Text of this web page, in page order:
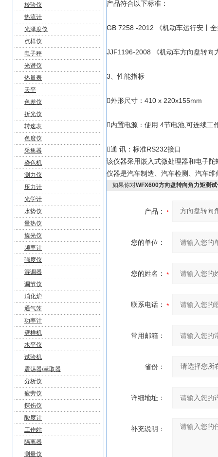
校验仪
热流计
光泽度仪
点样仪
电子秤
光谱仪
热量表
天平
色差仪
折光仪
转速表
色度仪
采集器
染色机
测力仪
压力计
光学计
水势仪
量热仪
旋光仪
频率计
强度仪
混调器
调节仪
消化炉
通气笼
功率计
劈样机
水平仪
试验机
震荡器/萃取器
分析仪
疲劳仪
探伤仪
酸度计
工作站
隔离器
测量仪
产品符合以下标准：
GB 7258 -2012 《机动车运行安丨
JJF1196-2008 《机动车方向盘转向
3、性能指标
外形尺寸：410 x 220x155mm
内置电源：使用 4节电池,可连续工
通 讯：标准RS232接口
该仪器采用嵌入式微处理器和电子
仪器是汽车制造、汽车检测、汽车
如果你对WFX600方向盘转向角力矩测
产品：
您的单位：
您的姓名：
联系电话：
常用邮箱：
省份：
详细地址：
补充说明：